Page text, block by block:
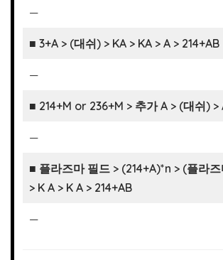
—
■ 3+A > (대쉬) > KA > KA > A > 214+AB
—
■ 214+M or 236+M > 추가 A > (대쉬) >
—
■ 플라즈마 필드 > (214+A)*n > (플라
> K A > K A > 214+AB
—